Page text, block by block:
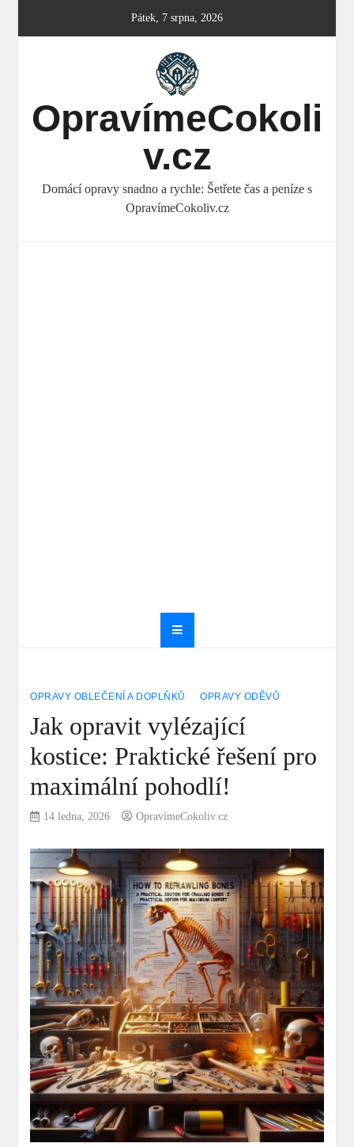
Pátek, 7 srpna, 2026
OpravímeCokoli
v.cz
Domácí opravy snadno a rychle: Šetřete čas a peníze s
OpravímeCokoliv.cz
OPRAVY OBLEČENÍ A DOPLŇKŮ OPRAVY ODĚVŮ
Jak opravit vylézající
kostice: Praktické řešení pro
maximální pohodlí!
14 ledna, 2026 OpravímeCokoliv.cz